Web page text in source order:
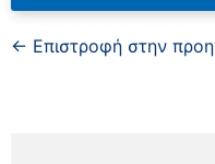
← Επιστροφή στην